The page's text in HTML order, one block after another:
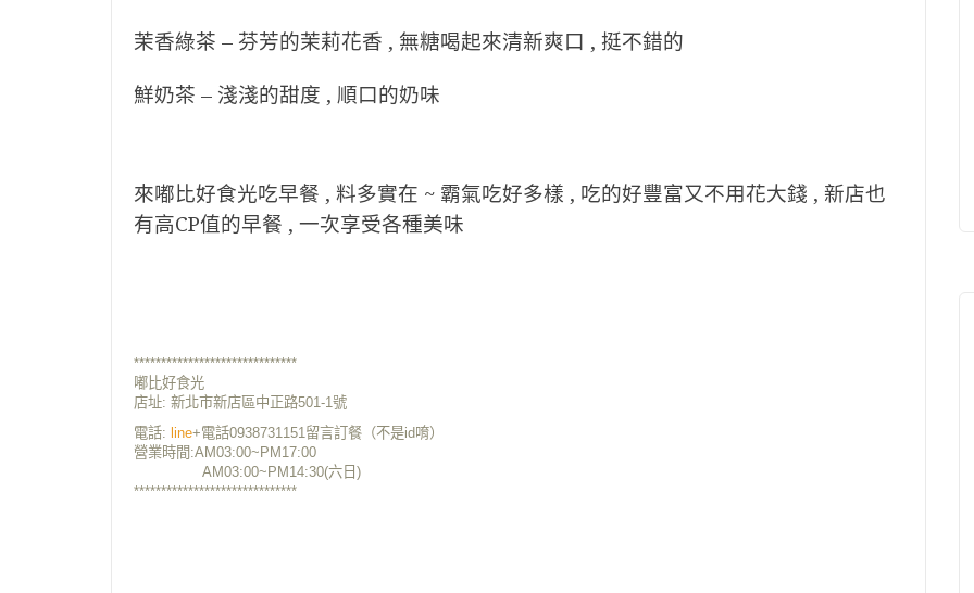
茉香綠茶 – 芬芳的茉莉花香 , 無糖喝起來清新爽口 , 挺不錯的
鮮奶茶 – 淺淺的甜度 , 順口的奶味
來嘟比好食光吃早餐 , 料多實在 ~ 霸氣吃好多樣 , 吃的好豐富又不用花大錢 , 新店也
有高CP值的早餐 , 一次享受各種美味
******************************
嘟比好食光
店址: 新北市新店區中正路501-1號
電話: line+電話0938731151留言訂餐（不是id唷）
營業時間:AM03:00~PM17:00
AM03:00~PM14:30(六日)
******************************